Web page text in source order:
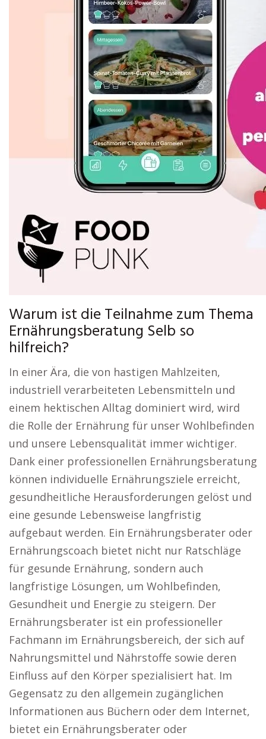
Warum ist die Teilnahme zum Thema
Ernährungsberatung Selb so
hilfreich?
In einer Ära, die von hastigen Mahlzeiten,
industriell verarbeiteten Lebensmitteln und
einem hektischen Alltag dominiert wird, wird
die Rolle der Ernährung für unser Wohlbefinden
und unsere Lebensqualität immer wichtiger.
Dank einer professionellen Ernährungsberatung
können individuelle Ernährungsziele erreicht,
gesundheitliche Herausforderungen gelöst und
eine gesunde Lebensweise langfristig
aufgebaut werden. Ein Ernährungsberater oder
Ernährungscoach bietet nicht nur Ratschläge
für gesunde Ernährung, sondern auch
langfristige Lösungen, um Wohlbefinden,
Gesundheit und Energie zu steigern. Der
Ernährungsberater ist ein professioneller
Fachmann im Ernährungsbereich, der sich auf
Nahrungsmittel und Nährstoffe sowie deren
Einfluss auf den Körper spezialisiert hat. Im
Gegensatz zu den allgemein zugänglichen
Informationen aus Büchern oder dem Internet,
bietet ein Ernährungsberater oder